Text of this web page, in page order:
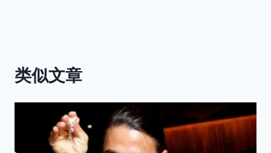
类似文章